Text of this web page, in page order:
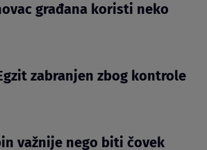
građana koristi neko
Egzit zabranjen zbog kontrole
važnije nego biti čovek